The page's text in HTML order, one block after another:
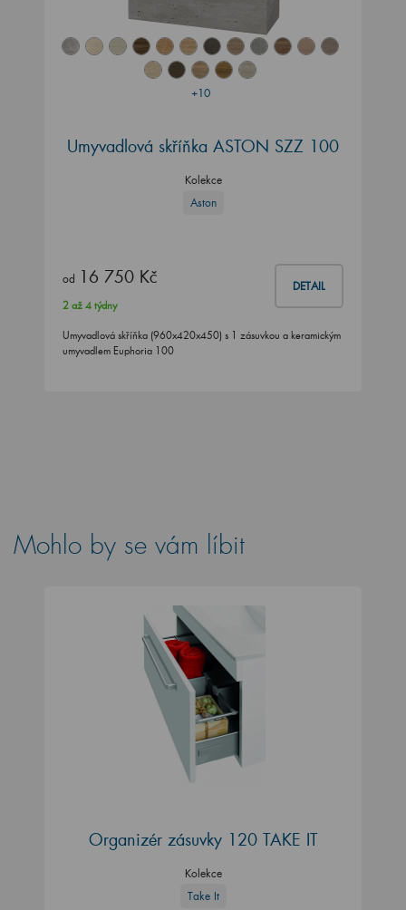
+10
Umyvadlová skříňka ASTON SZZ 100
Kolekce
Aston
od 16 750 Kč DETAIL
2 až 4 týdny
Umyvadlová skříňka (960x420x450) s 1 zásuvkou a keramickým
umyvadlem Euphoria 100
Mohlo by se vám líbit
Organizér zásuvky 120 TAKE IT
Kolekce
Take It